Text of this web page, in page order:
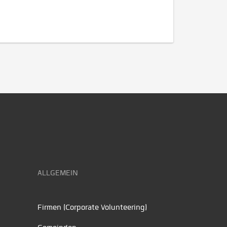
ALLGEMEIN
Firmen (Corporate Volunteering)